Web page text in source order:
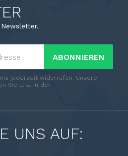
ABONNIEREN
jederzeit widerrufen. Unsere
Sie u. a. in der
UNS AUF: